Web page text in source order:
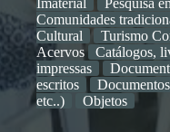
Imaterial
Pesquisa
Comunidades
Cultural
Turismo
Acervos
Catálogos,
impressas
escritos
etc..)
Objetos